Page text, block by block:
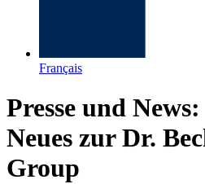
Français
Presse und News:
Neues zur Dr.
Group